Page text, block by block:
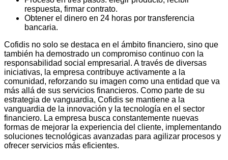
respuesta, firmar contrato.
Obtener el dinero en 24 horas por transferencia
bancaria.
Cofidis no solo se destaca en el ámbito financiero, sino que
también ha demostrado un compromiso continuo con la
responsabilidad social empresarial. A través de diversas
iniciativas, la empresa contribuye activamente a la
comunidad, reforzando su imagen como una entidad que va
más allá de sus servicios financieros. Como parte de su
estrategia de vanguardia, Cofidis se mantiene a la
vanguardia de la innovación y la tecnología en el sector
financiero. La empresa busca constantemente nuevas
formas de mejorar la experiencia del cliente, implementando
soluciones tecnológicas avanzadas para agilizar procesos y
ofrecer servicios más eficientes.